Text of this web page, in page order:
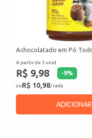
Achocolatado em Pó
A partir de 3 unid.
R$ 9,98 -9%
ouR$ 10,98/ cada
ADICIONAR